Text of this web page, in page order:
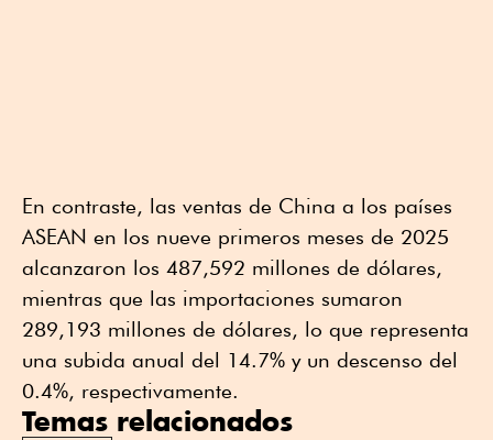
En contraste, las ventas de China a los países
ASEAN en los nueve primeros meses de 2025
alcanzaron los 487,592 millones de dólares,
mientras que las importaciones sumaron
289,193 millones de dólares, lo que representa
una subida anual del 14.7% y un descenso del
0.4%, respectivamente.
Temas relacionados